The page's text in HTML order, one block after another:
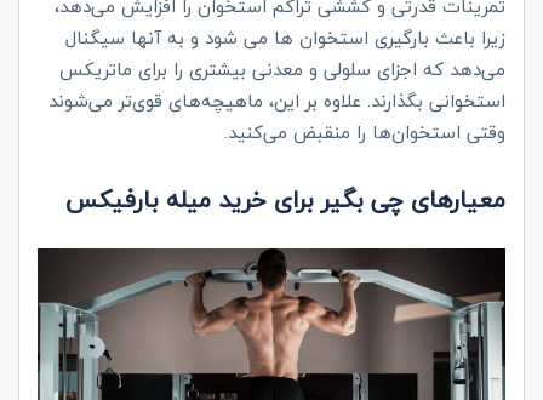
زیرا باعث بارگیری استخوان ها می شود و به آنها سیگنال
می‌دهد که اجزای سلولی و معدنی بیشتری را برای ماتریکس
استخوانی بگذارند. علاوه بر این، ماهیچه‌های قوی‌تر می‌شوند
وقتی استخوان‌ها را منقبض می‌کنید.
معیارهای چی بگیر برای خرید میله بارفیکس